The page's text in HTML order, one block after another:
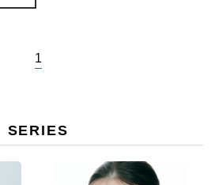
1
SERIES